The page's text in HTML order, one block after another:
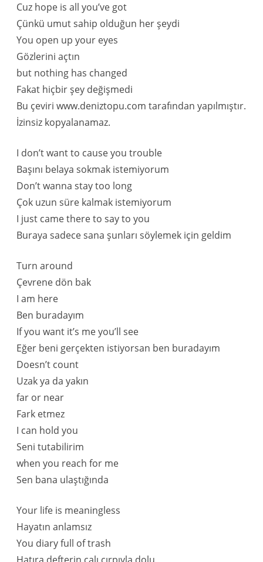
Cuz hope is all you’ve got
Çünkü umut sahip olduğun her şeydi
You open up your eyes
Gözlerini açtın
but nothing has changed
Fakat hiçbir şey değişmedi
Bu çeviri www.deniztopu.com tarafından yapılmıştır.
İzinsiz kopyalanamaz.
I don’t want to cause you trouble
Başını belaya sokmak istemiyorum
Don’t wanna stay too long
Çok uzun süre kalmak istemiyorum
I just came there to say to you
Buraya sadece sana şunları söylemek için geldim
Turn around
Çevrene dön bak
I am here
Ben buradayım
If you want it’s me you’ll see
Eğer beni gerçekten istiyorsan ben buradayım
Doesn’t count
Uzak ya da yakın
far or near
Fark etmez
I can hold you
Seni tutabilirim
when you reach for me
Sen bana ulaştığında
Your life is meaningless
Hayatın anlamsız
You diary full of trash